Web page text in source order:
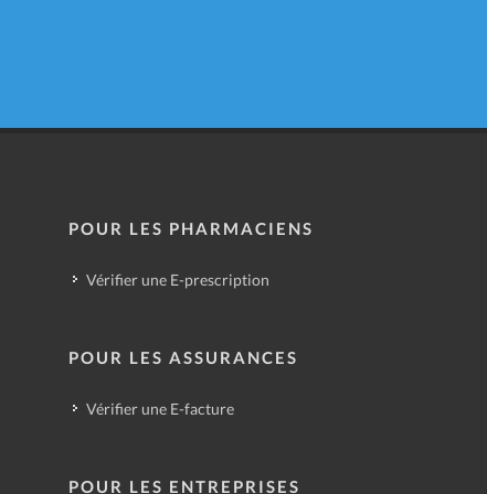
POUR LES PHARMACIENS
Vérifier une E-prescription
POUR LES ASSURANCES
Vérifier une E-facture
POUR LES ENTREPRISES